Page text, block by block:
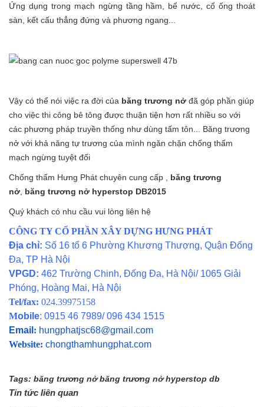
Ứng dụng trong mạch ngừng tầng hầm, bể nước, cổ ống thoát
sàn, kết cấu thẳng đứng và phương ngang...
Vậy có thể nói việc ra đời của băng trương nở đã góp phần giúp
cho việc thi công bê tông được thuận tiện hơn rất nhiều so với
các phương pháp truyền thống như dùng tấm tôn... Băng trương
nở với khả năng tự trương của mình ngăn chặn chống thấm
mạch ngừng tuyệt đối
Chống thấm Hưng Phát chuyên cung cấp , băng trương
nở băng trương nở hyperstop DB2015
Quý khách có nhu cầu vui lòng liên hệ
CÔNG TY CỔ PHẦN XÂY DỰNG HƯNG PHÁT
Địa chỉ: Số 16 tổ 6 Phường Khương Thượng, Quận Đống
Đa, TP Hà Nội
VPGD: 462 Trường Chinh, Đống Đa, Hà Nội/ 1065 Giải
Phóng, Hoàng Mai, Hà Nội
Tel/fax: 024.39975158
Mobile: 0915 46 7989/ 096 434 1515
Email : hungphatjsc68@gmail.com
Website: chongthamhungphat.com
Tags: băng trương nở băng trương nở hyperstop db
Tin tức liên quan